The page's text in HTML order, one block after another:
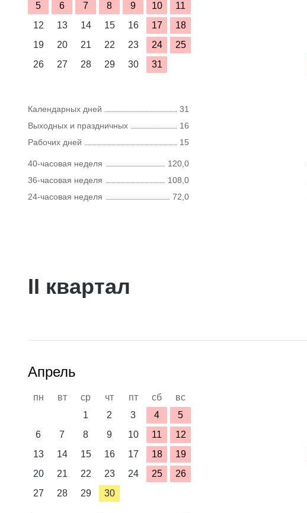
5
6 7 8 9 10
11
12
13 14 15 16 17
18
19
20 21 22 23 24
25
26
27 28 29 30 31
Календарных дней
31
Выходных и праздничных
16
Рабочих дней
15
40-часовая неделя
120,0
36-часовая неделя
108,0
24-часовая неделя
72,0
II квартал
Апрель
пн вт ср чт пт сб
вс
1
2 3 4
5
6
7 8 9 10 11
12
13
14 15 16 17 18
19
20
21 22 23 24 25
26
27
28 29 30